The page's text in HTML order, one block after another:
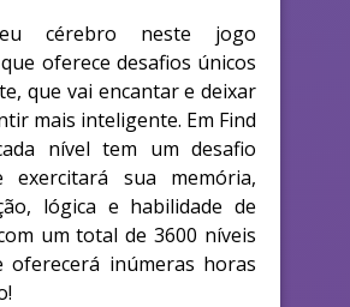
cérebro neste jogo
oferece desafios únicos
que vai encantar e deixar
mais inteligente. Em Find
nível tem um desafio
exercitará sua memória,
lógica e habilidade de
um total de 3600 níveis
inúmeras horas